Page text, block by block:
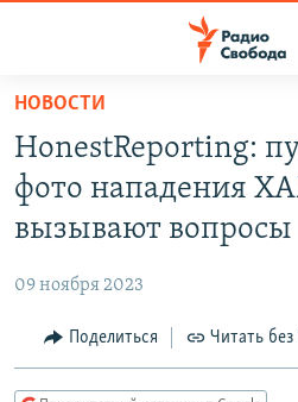
упрощенного
доступа
Вернуться
основному
Вернутся
ПОДКАСТЫ
АВТОРСКИЕ ПРОЕКТЫ
МНЕНИЯ
КУЛЬТУРА
НОВОСТИ
HonestReporting:
фото нападения
вызывают вопросы
09 ноября 2023
Поделиться Читать без